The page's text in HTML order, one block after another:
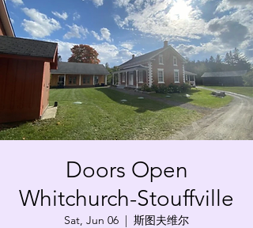
Doors Open
Whitchurch-Stouffville
Sat, Jun 06
  |
斯图夫维尔